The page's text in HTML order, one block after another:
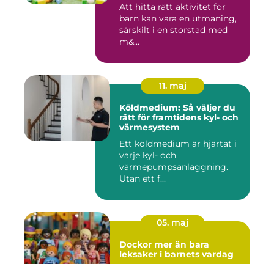
Att hitta rätt aktivitet för
barn kan vara en utmaning,
särskilt i en storstad med
m&...
11. maj
Köldmedium: Så väljer du
rätt för framtidens kyl- och
värmesystem
Ett köldmedium är hjärtat i
varje kyl- och
värmepumpsanläggning.
Utan ett f...
05. maj
Dockor mer än bara
leksaker i barnets vardag